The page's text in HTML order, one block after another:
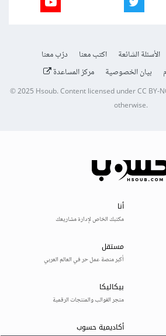
الأسئلة الشائعة اكتب معنا
درّب معنا
بيان الخصوصية مركز المساعدة
© 2025Hsoub.Content licensed underCC BY-
otherwise.